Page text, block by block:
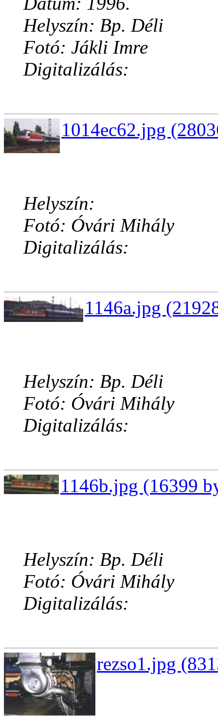
Helyszín: Bp. Déli
Fotó: Jákli Imre
Digitalizálás:
1014ec62.jpg
Helyszín:
Fotó: Óvári Mihály
Digitalizálás:
1146a.jpg
Helyszín: Bp. Déli
Fotó: Óvári Mihály
Digitalizálás:
1146b.jpg (16399
Helyszín: Bp. Déli
Fotó: Óvári Mihály
Digitalizálás:
rezso1.jpg